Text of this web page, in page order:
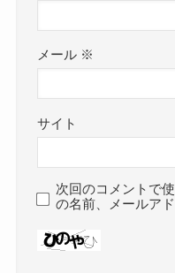
メール ※
サイト
次回のコメントで
の名前、メールア